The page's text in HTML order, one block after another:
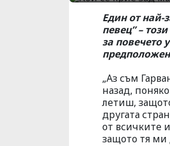
Един от най-
певец” –
за повечето
„Аз съм
назад,
летиш,
другата
от всичките
защото тя ми